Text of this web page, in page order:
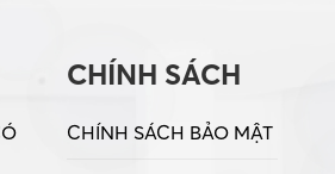
CHÍNH SÁCH
CHÍNH SÁCH BẢO MẬT